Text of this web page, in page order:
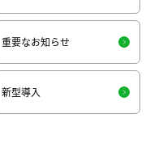
重要なお知らせ
新型導入